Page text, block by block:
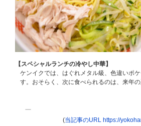
【スペシャルランチの冷やし中華】
ケンイクでは、はぐれメタル級、色違いポ
す。おそらく、次に食べられるのは、来年
(当記事のURL https://